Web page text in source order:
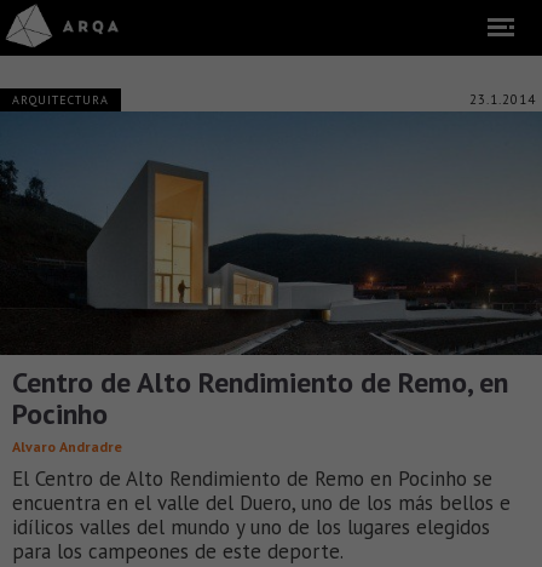
ARQUITECTURA 23.1.2014
Centro de Alto Rendimiento de Remo, en
Pocinho
Alvaro Andradre
El Centro de Alto Rendimiento de Remo en Pocinho se
encuentra en el valle del Duero, uno de los más bellos e
idílicos valles del mundo y uno de los lugares elegidos
para los campeones de este deporte.